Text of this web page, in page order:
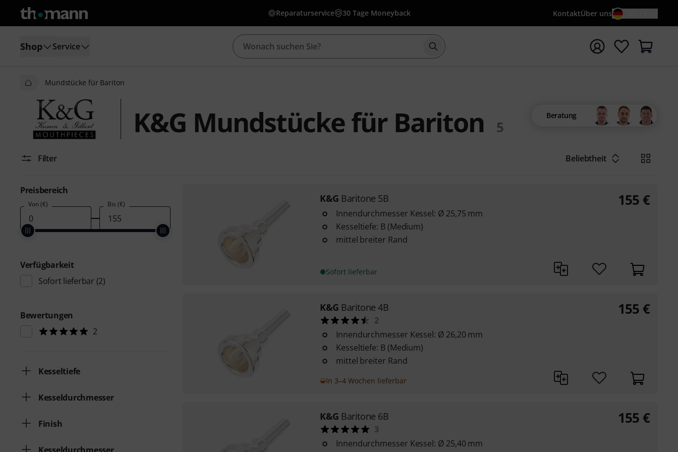
Reparaturservice 30 Tage Moneyback KontaktÜber uns
Shop Service Suche mit Suchwort {searchTerm} starten
Mundstücke für Bariton
K&G Mundstücke für Bariton 5
Beratung
Filter Beliebtheit
Preisbereich
Von (€) Bis (€)
Verfügbarkeit
Sofort lieferbar (2)
Bewertungen
2
Kesseltiefe
Kesseldurchmesser
Finish
K&G Baritone 5B
Innendurchmesser Kessel: Ø 25,75 mm
Kesseltiefe: B (Medium)
mittel breiter Rand
Sofort lieferbar
155 €
K&G Baritone 4B
2
Innendurchmesser Kessel: Ø 26,20 mm
Kesseltiefe: B (Medium)
mittel breiter Rand
In 3–4 Wochen lieferbar
155 €
K&G Baritone 6B
3
Innendurchmesser Kessel: Ø 25,40 mm
155 €